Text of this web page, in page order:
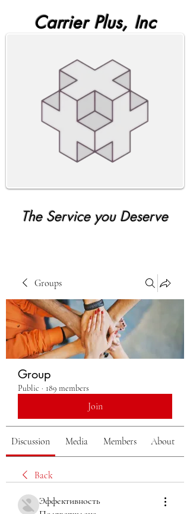
Carrier Plus, Inc
The Service you Deserve
Groups
Group
Public · 189 members
Join
Discussion Media Members About
Back
Эффективность